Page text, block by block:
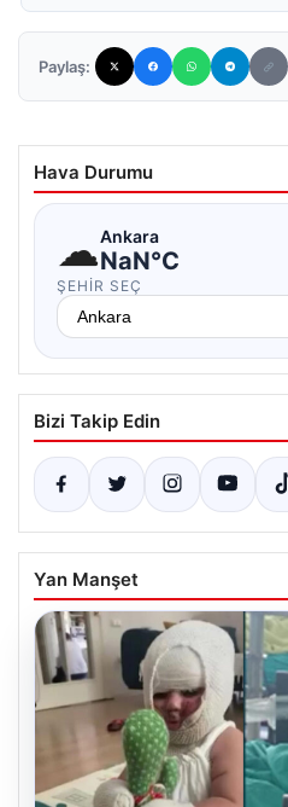
Paylaş:
Hava Durumu
☁Ankara
NaN°C
ŞEHIR SEÇ
Bizi Takip Edin
Yan Manşet